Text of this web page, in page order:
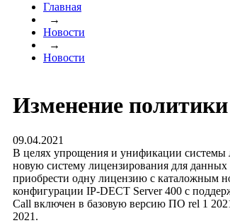
Главная
→
Новости
→
Новости
Изменение
09.04.2021
В целях упрощения и унификации системы
новую систему лицензирования для
приобрести одну лицензию с каталожным
конфигурации IP-DECT Server 400 с
Call включен в базовую версию ПО rel 1
2021.